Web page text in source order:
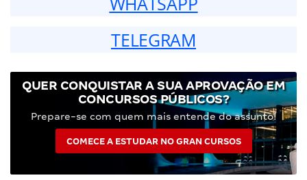
TELEGRAM
QUER CONQUISTAR A SUA APROVAÇÃO EM
CONCURSOS PÚBLICOS?
Prepare-se com quem mais entende do assunto!
COMECE A ESTUDAR NO GRAN CURSOS